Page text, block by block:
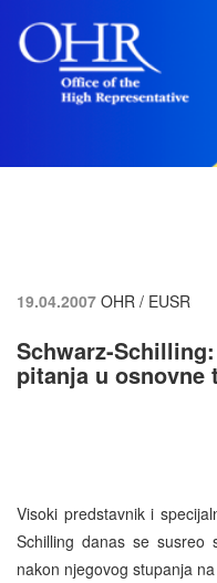
19.04.2007 OHR / EUSR
Schwarz-
pitanja u osnovne
Visoki predstavnik i
Schilling danas se susreo
nakon njegovog stupanja